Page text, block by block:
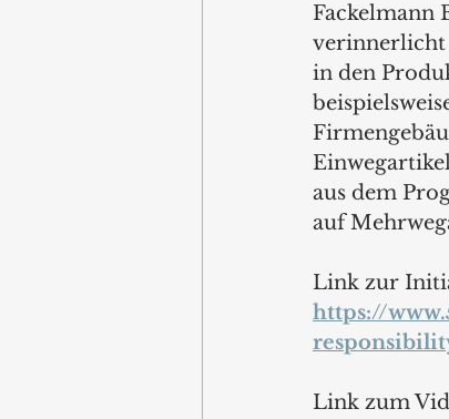
Fackelmann
verinnerlicht
in den
aus dem
auf
Link zur
https://
Link zum